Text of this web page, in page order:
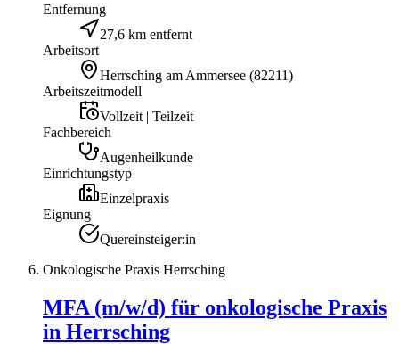
Entfernung
27,6 km entfernt
Arbeitsort
Herrsching am Ammersee (82211)
Arbeitszeitmodell
Vollzeit | Teilzeit
Fachbereich
Augenheilkunde
Einrichtungstyp
Einzelpraxis
Eignung
Quereinsteiger:in
Onkologische Praxis Herrsching
MFA (m/w/d) für onkologische Praxis
in Herrsching